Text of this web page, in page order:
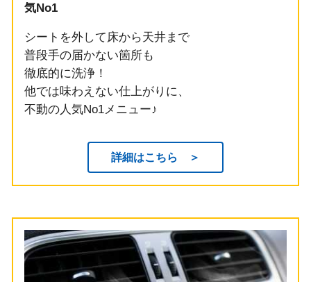
気No1
シートを外して床から天井まで
普段手の届かない箇所も
徹底的に洗浄！
他では味わえない仕上がりに、
不動の人気No1メニュー♪
詳細はこちら ＞